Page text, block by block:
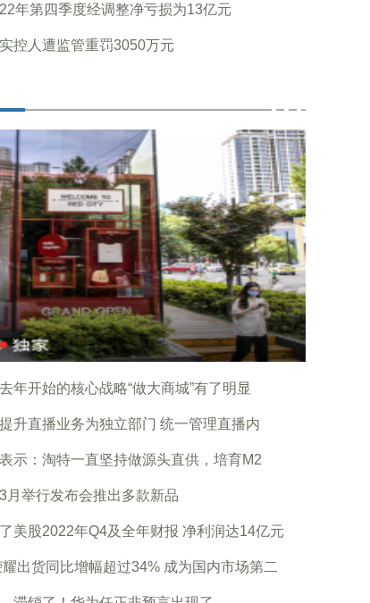
年第四季度经调整净亏损为13亿元
控人遭监管重罚3050万元
年开始的核心战略“做大商城”有了明显
升直播业务为独立部门 统一管理直播内
示：淘特一直坚持做源头直供，培育M2
月举行发布会推出多款新品
美股2022年Q4及全年财报 净利润达14亿元
出货同比增幅超过34% 成为国内市场第二